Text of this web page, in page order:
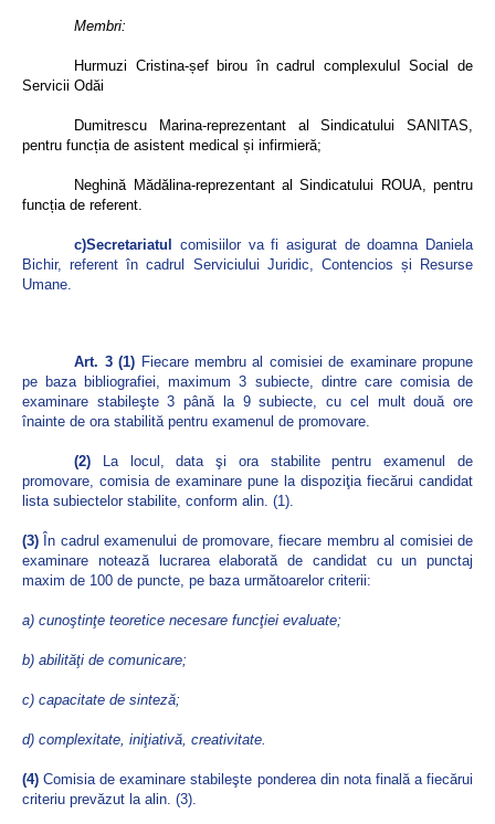
Membri:
Hurmuzi Cristina-șef birou în cadrul complexuluI Social de
Servicii Odăi
Dumitrescu Marina-reprezentant al Sindicatului SANITAS,
pentru funcția de asistent medical și infirmieră;
Neghină Mădălina-reprezentant al Sindicatului ROUA, pentru
funcția de referent.
c)Secretariatul
comisiilor va fi asigurat de doamna Daniela
Bichir, referent în cadrul Serviciului Juridic, Contencios și Resurse
Umane.
Art. 3 (1) Fiecare membru al comisiei de examinare propune
pe baza bibliografiei, maximum 3 subiecte, dintre care comisia de
examinare stabileşte 3 până la 9 subiecte, cu cel mult două ore
înainte de ora stabilită pentru examenul de promovare.
(2) La locul, data şi ora stabilite pentru examenul de
promovare, comisia de examinare pune la dispoziţia fiecărui candidat
lista subiectelor stabilite, conform alin. (1).
(3) În cadrul examenului de promovare, fiecare membru al comisiei de
examinare notează lucrarea elaborată de candidat cu un punctaj
maxim de 100 de puncte, pe baza următoarelor criterii:
a) cunoştinţe teoretice necesare funcţiei evaluate;
b) abilităţi de comunicare;
c) capacitate de sinteză;
d) complexitate, iniţiativă, creativitate.
(4) Comisia de examinare stabileşte ponderea din nota finală a fiecărui
criteriu prevăzut la alin. (3).